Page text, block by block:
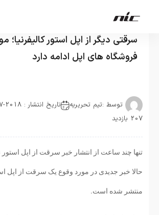
سرقتی دیگر از اپل استور کالیفرنیا؛
فروشگاه های اپل ادامه دارد
توسط :تیم تحریریه تاریخ انتشار : 2018-07-11
207 بازدید
تنها چند ساعت از انتشار خبر سرقت از اپل استور
حالا خبر جدیدی در مورد وقوع یک سرقت از اپل
منتشر شده است.